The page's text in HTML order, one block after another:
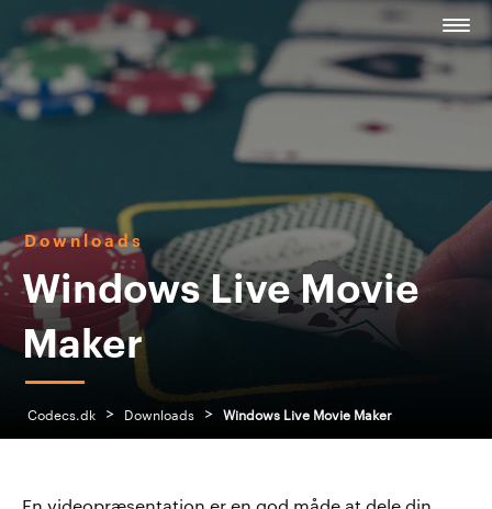
Downloads
Windows Live Movie
Maker
Codecs.dk > Downloads > Windows Live Movie Maker